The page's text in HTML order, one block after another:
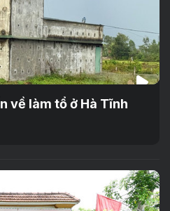
về làm tổ ở Hà Tĩnh